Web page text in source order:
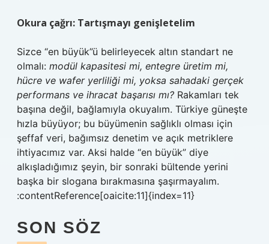
Okura çağrı: Tartışmayı genişletelim
Sizce “en büyük”ü belirleyecek altın standart ne
olmalı: modül kapasitesi mi, entegre üretim mi,
hücre ve wafer yerliliği mi, yoksa sahadaki gerçek
performans ve ihracat başarısı mı? Rakamları tek
başına değil, bağlamıyla okuyalım. Türkiye güneşte
hızla büyüyor; bu büyümenin sağlıklı olması için
şeffaf veri, bağımsız denetim ve açık metriklere
ihtiyacımız var. Aksi halde “en büyük” diye
alkışladığımız şeyin, bir sonraki bültende yerini
başka bir slogana bırakmasına şaşırmayalım.
:contentReference[oaicite:11]{index=11}
SON SÖZ